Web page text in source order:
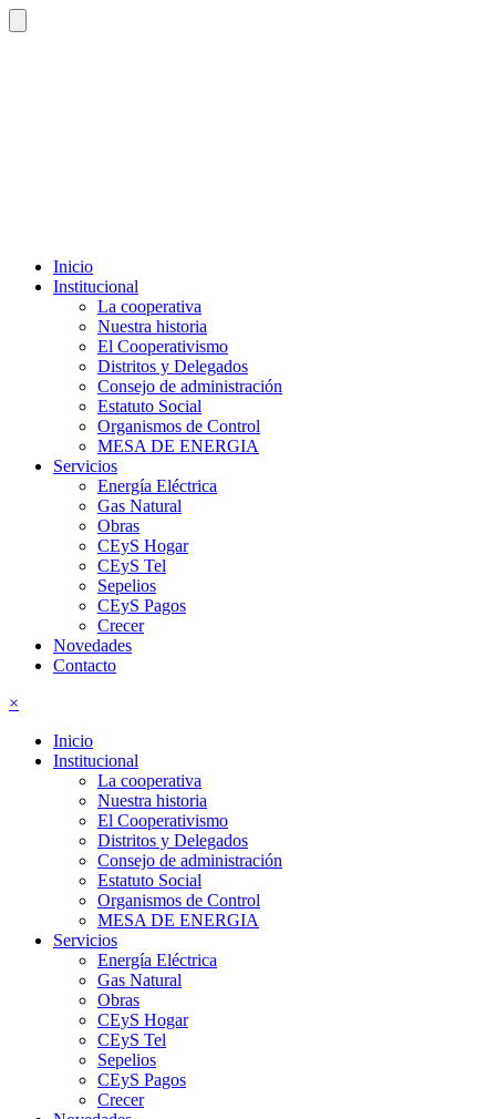
Inicio
Institucional
La cooperativa
Nuestra historia
El Cooperativismo
Distritos y Delegados
Consejo de administración
Estatuto Social
Organismos de Control
MESA DE ENERGIA
Servicios
Energía Eléctrica
Gas Natural
Obras
CEyS Hogar
CEyS Tel
Sepelios
CEyS Pagos
Crecer
Novedades
Contacto
×
Inicio
Institucional
La cooperativa
Nuestra historia
El Cooperativismo
Distritos y Delegados
Consejo de administración
Estatuto Social
Organismos de Control
MESA DE ENERGIA
Servicios
Energía Eléctrica
Gas Natural
Obras
CEyS Hogar
CEyS Tel
Sepelios
CEyS Pagos
Crecer